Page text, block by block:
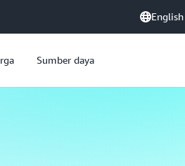
English
Sumber daya